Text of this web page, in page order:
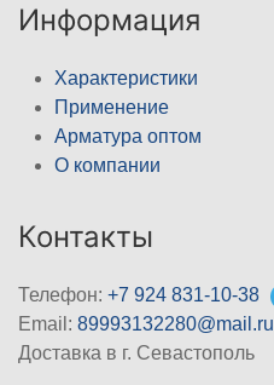
Информация
Характеристики
Применение
Арматура оптом
О компании
Контакты
Телефон: +7 924 831-10-38
Email: 89993132280@mail.ru
Доставка в г. Севастополь